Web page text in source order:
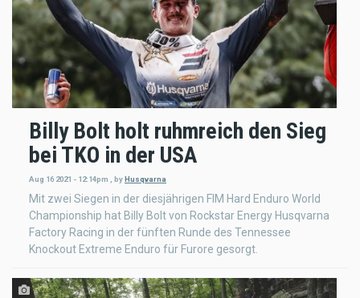
Billy Bolt holt ruhmreich den Sieg
bei TKO in der USA
Aug 16 2021 - 12:14pm byHusqvarna
Mit zwei Siegen in der diesjährigen FIM Hard Enduro World
Championship hat Billy Bolt von Rockstar Energy Husqvarna
Factory Racing in der fünften Runde des Tennessee
Knockout Extreme Enduro für Furore gesorgt.